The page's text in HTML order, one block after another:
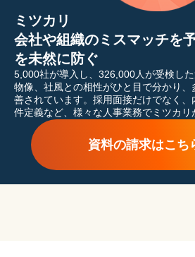
ミツカリ
会社や組織のミスマッチを
を未然に防ぐ
5,000社が導入し、326,000人が受検し
物像、社風との相性がひと目で分かり
善されています。採用面接だけでなく
件定義など、様々な人事業務でミツカリ
資料の請求はこち